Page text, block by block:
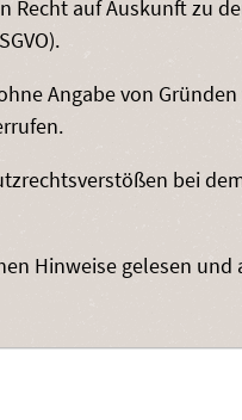
Recht auf Auskunft zu
Angabe von
bei
Hinweise gelesen und